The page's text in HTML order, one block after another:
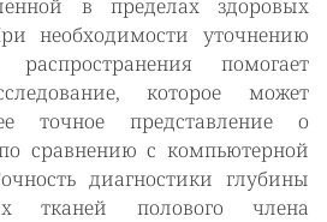
в пределах здоровых
необходимости уточнению
распространения помогает
которое может
точное представление о
сравнению с компьютерной
диагностики глубины
тканей полового члена